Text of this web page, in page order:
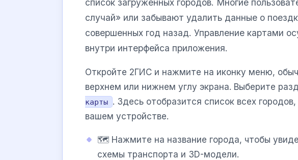
список загруженных городов. Многие
случай» или забывают удалить данные о
совершенных год назад. Управление картами
внутри интерфейса приложения.
Откройте 2ГИС и нажмите на иконку меню,
верхнем или нижнем углу экрана. Выберите
карты . Здесь отобразится список всех
вашем устройстве.
🗺️ Нажмите на название города, чтобы
схемы транспорта и 3D-модели.